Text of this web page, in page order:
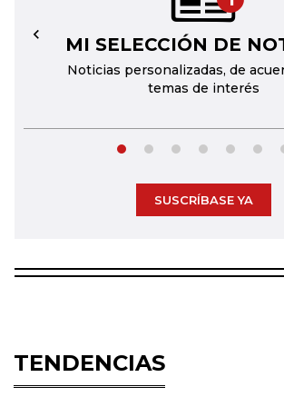
MI SELECCIÓN DE
Noticias personalizadas, de
temas de interés
←
SUSCRÍBASE YA
TENDENCIAS